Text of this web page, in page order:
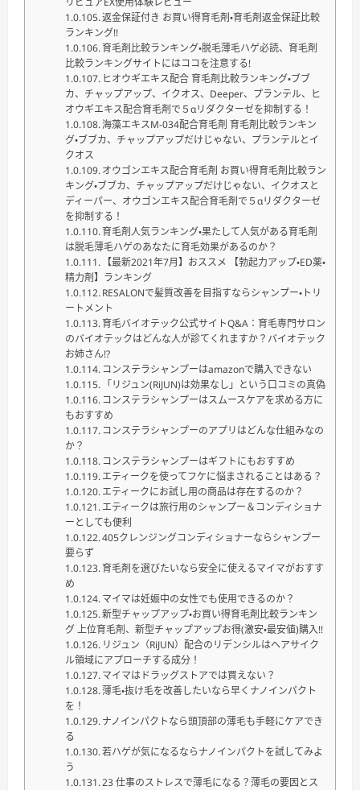
返金保証付き お買い得育毛剤・育毛剤返金保証比較
ランキング!!
育毛剤比較ランキング・脱毛薄毛ハゲ必読、育毛剤
比較ランキングサイトにはココを注意する!
ヒオウギエキス配合 育毛剤比較ランキング・ブブ
カ、チャップアップ、イクオス、Deeper、プランテル、ヒ
オウギエキス配合育毛剤で５αリダクターゼを抑制する！
海藻エキスM-034配合育毛剤 育毛剤比較ランキン
グ・ブブカ、チャップアップだけじゃない、プランテルとイ
クオス
オウゴンエキス配合育毛剤 お買い得育毛剤比較ラン
キング・ブブカ、チャップアップだけじゃない、イクオスと
ディーパー、オウゴンエキス配合育毛剤で５αリダクターゼ
を抑制する！
育毛剤人気ランキング・果たして人気がある育毛剤
は脱毛薄毛ハゲのあなたに育毛効果があるのか？
【最新2021年7月】おススメ 【勃起力アップ・ED薬・
精力剤】ランキング
RESALONで髪質改善を目指すならシャンプー・トリ
ートメント
育毛バイオテック公式サイトQ&A：育毛専門サロン
のバイオテックはどんな人が診てくれますか？バイオテック
お姉さん!?
コンステラシャンプーはamazonで購入できない
「リジュン(RiJUN)は効果なし」という口コミの真偽
コンステラシャンプーはスムースケアを求める方に
もおすすめ
コンステラシャンプーのアプリはどんな仕組みなの
か？
コンステラシャンプーはギフトにもおすすめ
エティークを使ってフケに悩まされることはある？
エティークにお試し用の商品は存在するのか？
エティークは旅行用のシャンプー＆コンディショナ
ーとしても便利
405クレンジングコンディショナーならシャンプー
要らず
育毛剤を選びたいなら安全に使えるマイマがおすす
め
マイマは妊娠中の女性でも使用できるのか？
新型チャップアップ・お買い得育毛剤比較ランキン
グ 上位育毛剤、新型チャップアップお得(激安・最安値)購入!!
リジュン（RiJUN）配合のリデンシルはヘアサイク
ル領域にアプローチする成分！
マイマはドラッグストアでは買えない？
薄毛・抜け毛を改善したいなら早くナノインパクト
を！
ナノインパクトなら頭頂部の薄毛も手軽にケアでき
る
若ハゲが気になるならナノインパクトを試してみよ
う
23 仕事のストレスで薄毛になる？薄毛の要因とス